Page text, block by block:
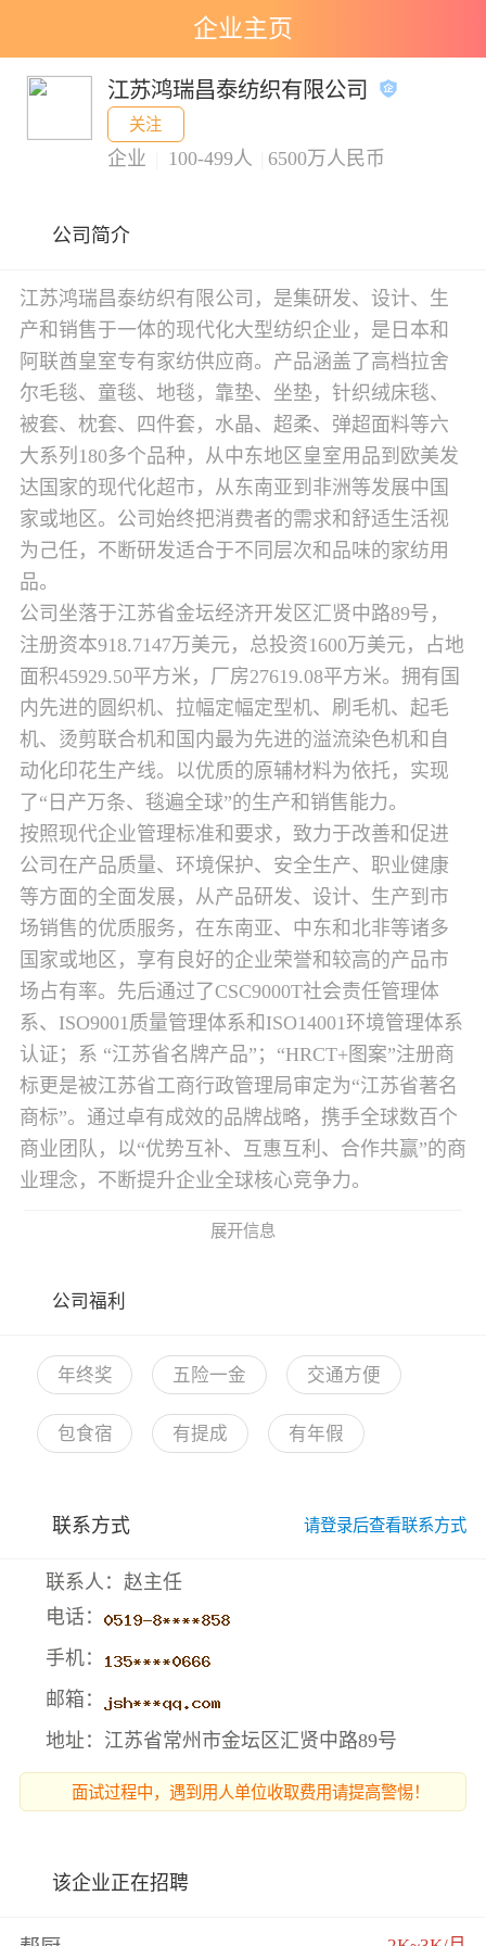
企业主页
江苏鸿瑞昌泰纺织有限公司
关注
企业 100-499人 6500万人民币
公司简介
江苏鸿瑞昌泰纺织有限公司，是集研发、设计、生
产和销售于一体的现代化大型纺织企业，是日本和
阿联酋皇室专有家纺供应商。产品涵盖了高档拉舍
尔毛毯、童毯、地毯，靠垫、坐垫，针织绒床毯、
被套、枕套、四件套，水晶、超柔、弹超面料等六
大系列180多个品种，从中东地区皇室用品到欧美发
达国家的现代化超市，从东南亚到非洲等发展中国
家或地区。公司始终把消费者的需求和舒适生活视
为己任，不断研发适合于不同层次和品味的家纺用
品。
公司坐落于江苏省金坛经济开发区汇贤中路89号，
注册资本918.7147万美元，总投资1600万美元，占地
面积45929.50平方米，厂房27619.08平方米。拥有国
内先进的圆织机、拉幅定幅定型机、刷毛机、起毛
机、烫剪联合机和国内最为先进的溢流染色机和自
动化印花生产线。以优质的原辅材料为依托，实现
了“日产万条、毯遍全球”的生产和销售能力。
按照现代企业管理标准和要求，致力于改善和促进
公司在产品质量、环境保护、安全生产、职业健康
等方面的全面发展，从产品研发、设计、生产到市
场销售的优质服务，在东南亚、中东和北非等诸多
国家或地区，享有良好的企业荣誉和较高的产品市
场占有率。先后通过了CSC9000T社会责任管理体
系、ISO9001质量管理体系和ISO14001环境管理体系
认证；系 “江苏省名牌产品”；“HRCT+图案”注册商
标更是被江苏省工商行政管理局审定为“江苏省著名
商标”。通过卓有成效的品牌战略，携手全球数百个
商业团队，以“优势互补、互惠互利、合作共赢”的商
业理念，不断提升企业全球核心竞争力。
展开信息
公司福利
年终奖 五险一金 交通方便
包食宿 有提成 有年假
联系方式 请登录后查看联系方式
联系人：赵主任
电话：
手机：
邮箱：
地址：江苏省常州市金坛区汇贤中路89号
面试过程中，遇到用人单位收取费用请提高警惕！
该企业正在招聘